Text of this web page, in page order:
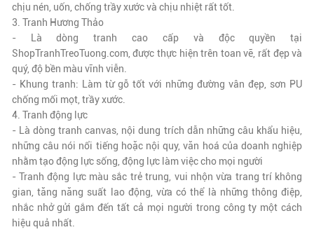
chịu nén, uốn, chống trầy xước và chịu nhiệt rất tốt.
3. Tranh Hương Thảo
- Là dòng tranh cao cấp và độc quyền tại
ShopTranhTreoTuong.com, được thực hiện trên toan vẽ, rất đẹp và
quý, độ bền màu vĩnh viễn.
- Khung tranh: Làm từ gỗ tốt với những đường vân đẹp, sơn PU
chống mối mọt, trầy xước.
4. Tranh động lực
- Là dòng tranh canvas, nội dung trích dẫn những câu khẩu hiệu,
những câu nói nổi tiếng hoặc nội quy, văn hoá của doanh nghiệp
nhằm tạo động lực sống, động lực làm việc cho mọi người
- Tranh động lực màu sắc trẻ trung, vui nhộn vừa trang trí không
gian, tăng năng suất lao động, vừa có thể là những thông điệp,
nhắc nhở gửi gắm đến tất cả mọi người trong công ty một cách
hiệu quả nhất.